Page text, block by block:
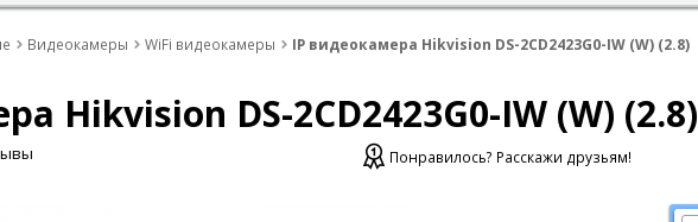
Видеокамеры WiFi видеокамеры IP видеокамера Hikvision DS-2CD2423G0-IW (W) (2.8)
Hikvision DS-2CD2423G0-IW (W) (2.8)
Понравилось? Расскажи друзьям!